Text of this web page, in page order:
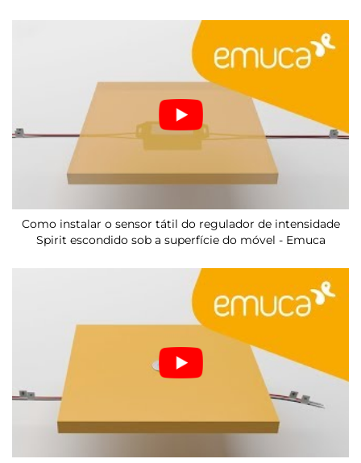
Como instalar o sensor tátil do regulador de intensidade
Spirit escondido sob a superfície do móvel - Emuca